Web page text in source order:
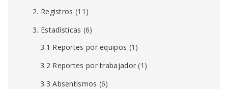
2. Registros (11)
3. Estadísticas (6)
3.1 Reportes por equipos (1)
3.2 Reportes por trabajador (1)
3.3 Absentismos (6)